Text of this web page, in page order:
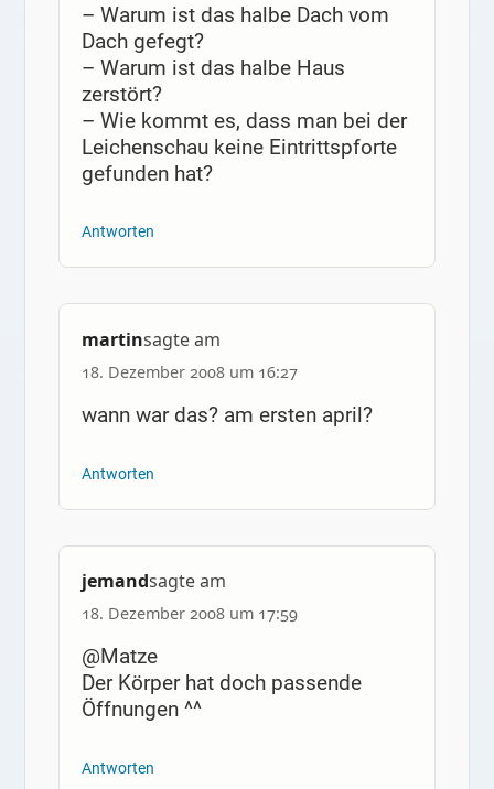
– Warum ist das halbe Dach vom
Dach gefegt?
– Warum ist das halbe Haus
zerstört?
– Wie kommt es, dass man bei der
Leichenschau keine Eintrittspforte
gefunden hat?
Antworten
martinsagte am
18. Dezember 2008 um 16:27
wann war das? am ersten april?
Antworten
jemandsagte am
18. Dezember 2008 um 17:59
@Matze
Der Körper hat doch passende
Öffnungen ^^
Antworten